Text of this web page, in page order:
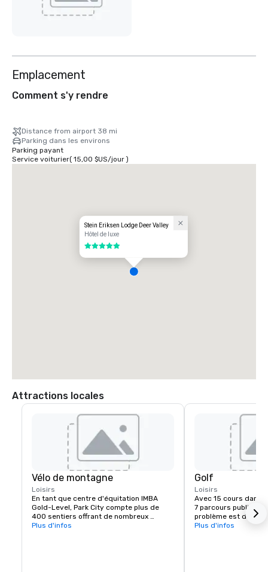
Emplacement
Comment s'y rendre
Distance from airport 38 mi
Parking dans les environs
Parking payant
Service voiturier( 15,00 $US/jour)
Stein Eriksen Lodge Deer Valley
Hôtel de luxe
5 sur 5
Attractions locales
Vélo de montagne
Loisirs
En tant que centre d'équitation IMBA
Gold-Level, Park City compte plus de
400 sentiers offrant de nombreux
espaces à explorer. Notre équipe Stein
Plus d'infos
Golf
Loisirs
Avec 15 cours dans
7 parcours publics
problème est de
jouer. Améliorez
Plus d'infos